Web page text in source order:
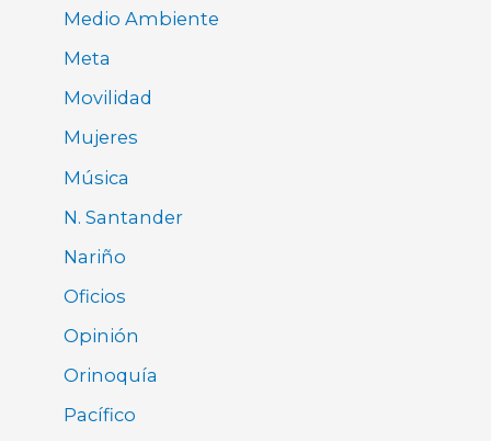
Medio Ambiente
Meta
Movilidad
Mujeres
Música
N. Santander
Nariño
Oficios
Opinión
Orinoquía
Pacífico